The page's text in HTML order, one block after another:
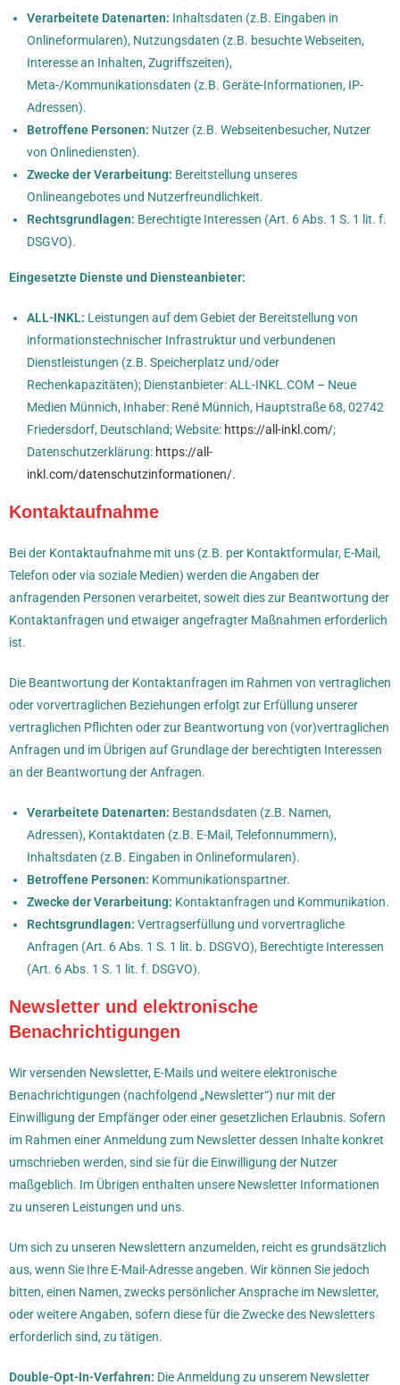
Verarbeitete Datenarten: Inhaltsdaten (z.B. Eingaben in
Onlineformularen), Nutzungsdaten (z.B. besuchte Webseiten,
Interesse an Inhalten, Zugriffszeiten),
Meta-/Kommunikationsdaten (z.B. Geräte-Informationen, IP-
Adressen).
Betroffene Personen: Nutzer (z.B. Webseitenbesucher, Nutzer
von Onlinediensten).
Zwecke der Verarbeitung: Bereitstellung unseres
Onlineangebotes und Nutzerfreundlichkeit.
Rechtsgrundlagen: Berechtigte Interessen (Art. 6 Abs. 1 S. 1 lit. f.
DSGVO).
Eingesetzte Dienste und Diensteanbieter:
ALL-INKL: Leistungen auf dem Gebiet der Bereitstellung von
informationstechnischer Infrastruktur und verbundenen
Dienstleistungen (z.B. Speicherplatz und/oder
Rechenkapazitäten); Dienstanbieter: ALL-INKL.COM – Neue
Medien Münnich, Inhaber: René Münnich, Hauptstraße 68, 02742
Friedersdorf, Deutschland; Website: https://all-inkl.com/;
Datenschutzerklärung: https://all-
inkl.com/datenschutzinformationen/.
Kontaktaufnahme
Bei der Kontaktaufnahme mit uns (z.B. per Kontaktformular, E-Mail,
Telefon oder via soziale Medien) werden die Angaben der
anfragenden Personen verarbeitet, soweit dies zur Beantwortung der
Kontaktanfragen und etwaiger angefragter Maßnahmen erforderlich
ist.
Die Beantwortung der Kontaktanfragen im Rahmen von vertraglichen
oder vorvertraglichen Beziehungen erfolgt zur Erfüllung unserer
vertraglichen Pflichten oder zur Beantwortung von (vor)vertraglichen
Anfragen und im Übrigen auf Grundlage der berechtigten Interessen
an der Beantwortung der Anfragen.
Verarbeitete Datenarten: Bestandsdaten (z.B. Namen,
Adressen), Kontaktdaten (z.B. E-Mail, Telefonnummern),
Inhaltsdaten (z.B. Eingaben in Onlineformularen).
Betroffene Personen: Kommunikationspartner.
Zwecke der Verarbeitung: Kontaktanfragen und Kommunikation.
Rechtsgrundlagen: Vertragserfüllung und vorvertragliche
Anfragen (Art. 6 Abs. 1 S. 1 lit. b. DSGVO), Berechtigte Interessen
(Art. 6 Abs. 1 S. 1 lit. f. DSGVO).
Newsletter und elektronische
Benachrichtigungen
Wir versenden Newsletter, E-Mails und weitere elektronische
Benachrichtigungen (nachfolgend „Newsletter“) nur mit der
Einwilligung der Empfänger oder einer gesetzlichen Erlaubnis. Sofern
im Rahmen einer Anmeldung zum Newsletter dessen Inhalte konkret
umschrieben werden, sind sie für die Einwilligung der Nutzer
maßgeblich. Im Übrigen enthalten unsere Newsletter Informationen
zu unseren Leistungen und uns.
Um sich zu unseren Newslettern anzumelden, reicht es grundsätzlich
aus, wenn Sie Ihre E-Mail-Adresse angeben. Wir können Sie jedoch
bitten, einen Namen, zwecks persönlicher Ansprache im Newsletter,
oder weitere Angaben, sofern diese für die Zwecke des Newsletters
erforderlich sind, zu tätigen.
Double-Opt-In-Verfahren: Die Anmeldung zu unserem Newsletter